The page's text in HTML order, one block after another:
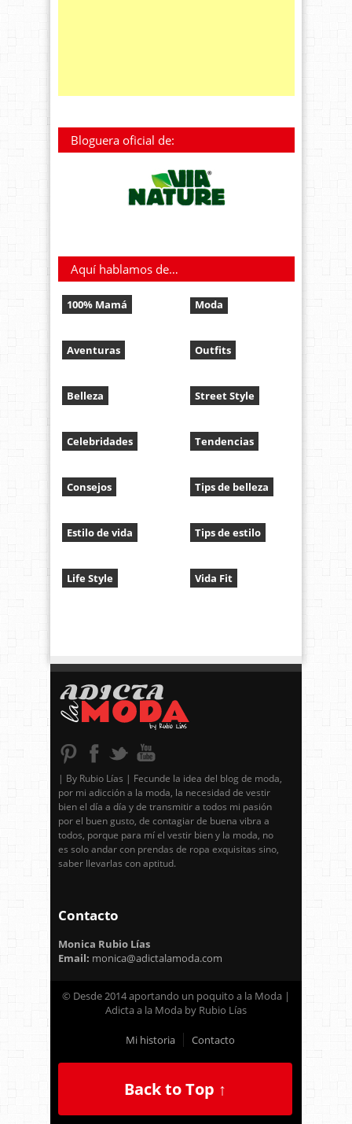
Bloguera oficial de:
Aquí hablamos de…
100% Mamá
Aventuras
Belleza
Celebridades
Consejos
Estilo de vida
Life Style
Moda
Outfits
Street Style
Tendencias
Tips de belleza
Tips de estilo
Vida Fit
| By Rubio Lías | Fecunde la idea del blog de moda,
por mi adicción a la moda, la necesidad de vestir
bien el día a día y de transmitir a todos mi pasión
por el buen gusto, de contagiar de buena vibra a
todos, porque para mí el vestir bien y la moda, no
es solo andar con prendas de ropa exquisitas sino,
saber llevarlas con aptitud.
Contacto
Monica Rubio Lías
Email: monica@adictalamoda.com
© Desde 2014 aportando un poquito a la Moda |
Adicta a la Moda by Rubio Lías
Mi historia Contacto
Back to Top ↑